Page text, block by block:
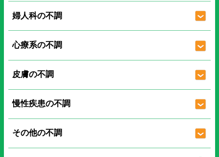
婦人科の不調
心療系の不調
皮膚の不調
慢性疾患の不調
その他の不調